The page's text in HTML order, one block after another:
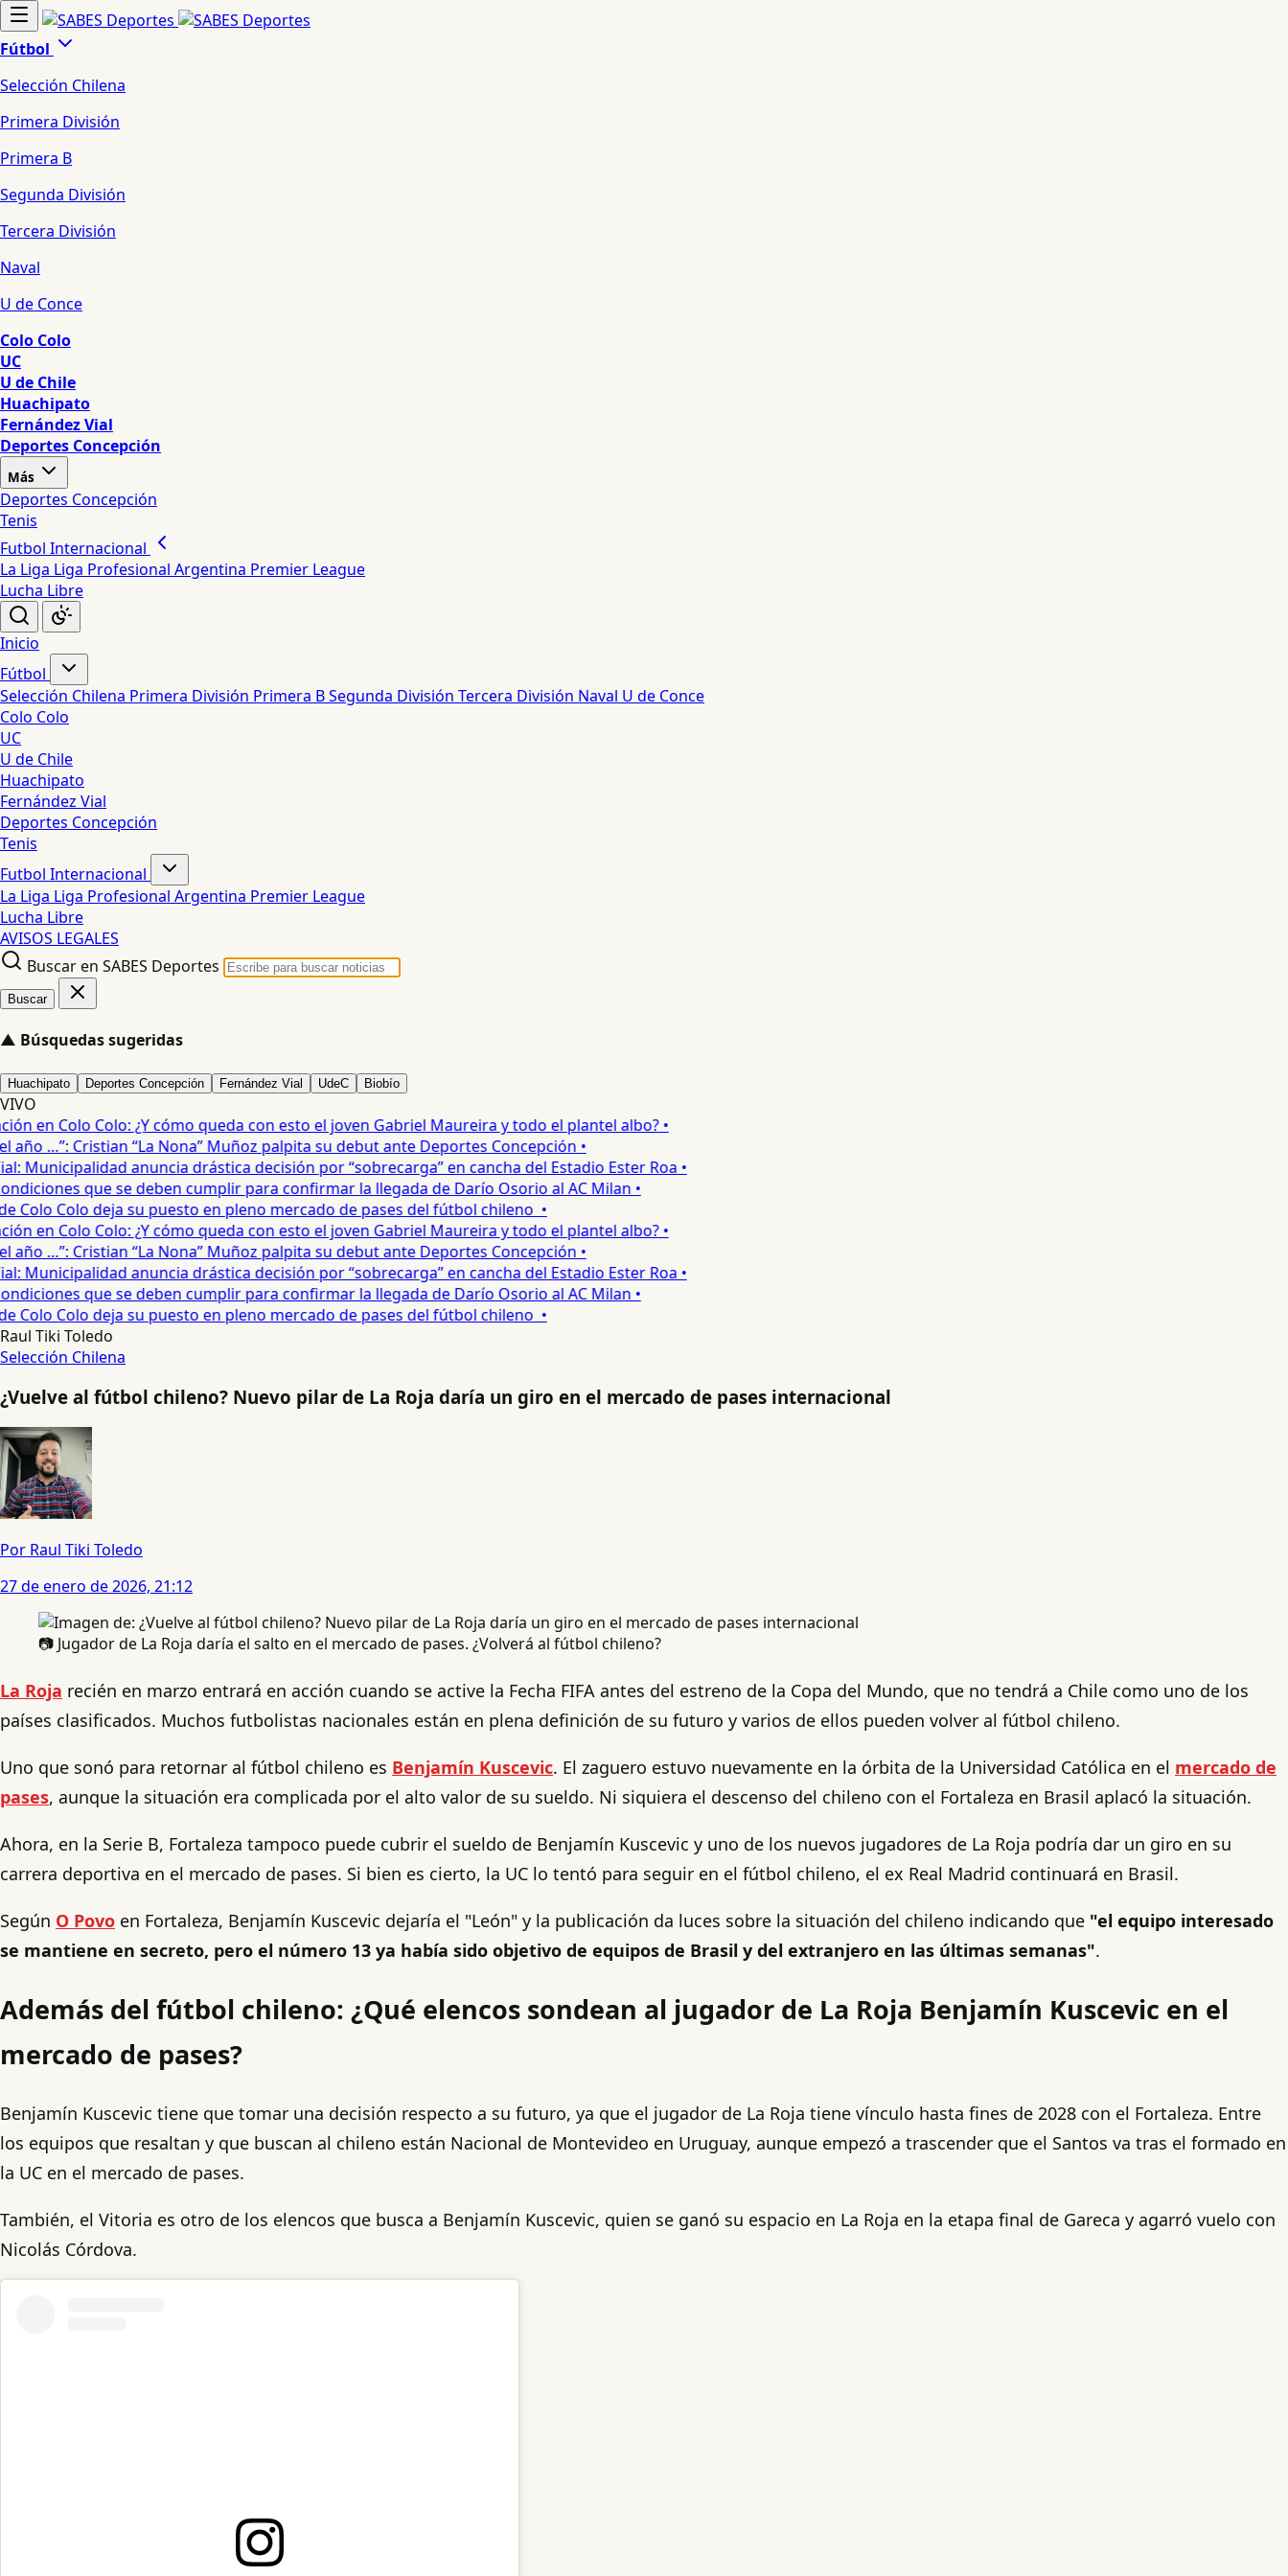
Fútbol
Selección Chilena
Primera División
Primera B
Segunda División
Tercera División
Naval
U de Conce
Colo Colo
UC
U de Chile
Huachipato
Fernández Vial
Deportes Concepción
Más
Deportes Concepción
Tenis
Futbol Internacional
La Liga Liga Profesional Argentina Premier League
Lucha Libre
Inicio
Fútbol
Selección Chilena Primera División Primera BSegunda División Tercera División Naval U de Conce
Colo Colo
UC
U de Chile
Huachipato
Fernández Vial
Deportes Concepción
Tenis
Futbol Internacional
La Liga Liga Profesional Argentina Premier League
Lucha Libre
AVISOS LEGALES
Buscar en SABES Deportes
Buscar
▲ Búsquedas sugeridas
Huachipato Deportes Concepción Fernández Vial UdeC Biobío
VIVO
en Colo Colo: ¿Y cómo queda con esto el joven Gabriel Maureira y todo el plantel albo? •
…”: Cristian “La Nona” Muñoz palpita su debut ante Deportes Concepción •
Municipalidad anuncia drástica decisión por “sobrecarga” en cancha del Estadio Ester Roa •
que se deben cumplir para confirmar la llegada de Darío Osorio al AC Milan •
Colo Colo deja su puesto en pleno mercado de pases del fútbol chileno •
en Colo Colo: ¿Y cómo queda con esto el joven Gabriel Maureira y todo el plantel albo? •
…”: Cristian “La Nona” Muñoz palpita su debut ante Deportes Concepción •
Municipalidad anuncia drástica decisión por “sobrecarga” en cancha del Estadio Ester Roa •
que se deben cumplir para confirmar la llegada de Darío Osorio al AC Milan •
Colo Colo deja su puesto en pleno mercado de pases del fútbol chileno •
Raul Tiki Toledo
Selección Chilena
¿Vuelve al fútbol chileno? Nuevo pilar de La Roja daría un giro en el mercado de pases internacional
Por Raul Tiki Toledo
27 de enero de 2026, 21:12
📷 Jugador de La Roja daría el salto en el mercado de pases. ¿Volverá al fútbol chileno?
La Roja recién en marzo entrará en acción cuando se active la Fecha FIFA antes del estreno de la Copa del Mundo, que no tendrá a Chile como uno de los
países clasificados. Muchos futbolistas nacionales están en plena definición de su futuro y varios de ellos pueden volver al fútbol chileno.
Uno que sonó para retornar al fútbol chileno es Benjamín Kuscevic. El zaguero estuvo nuevamente en la órbita de la Universidad Católica en el mercado de
pases, aunque la situación era complicada por el alto valor de su sueldo. Ni siquiera el descenso del chileno con el Fortaleza en Brasil aplacó la situación.
Ahora, en la Serie B, Fortaleza tampoco puede cubrir el sueldo de Benjamín Kuscevic y uno de los nuevos jugadores de La Roja podría dar un giro en su
carrera deportiva en el mercado de pases. Si bien es cierto, la UC lo tentó para seguir en el fútbol chileno, el ex Real Madrid continuará en Brasil.
Según O Povo en Fortaleza, Benjamín Kuscevic dejaría el "León" y la publicación da luces sobre la situación del chileno indicando que "el equipo interesado
se mantiene en secreto, pero el número 13 ya había sido objetivo de equipos de Brasil y del extranjero en las últimas semanas".
Además del fútbol chileno: ¿Qué elencos sondean al jugador de La Roja Benjamín Kuscevic en el
mercado de pases?
Benjamín Kuscevic tiene que tomar una decisión respecto a su futuro, ya que el jugador de La Roja tiene vínculo hasta fines de 2028 con el Fortaleza. Entre
los equipos que resaltan y que buscan al chileno están Nacional de Montevideo en Uruguay, aunque empezó a trascender que el Santos va tras el formado en
la UC en el mercado de pases.
También, el Vitoria es otro de los elencos que busca a Benjamín Kuscevic, quien se ganó su espacio en La Roja en la etapa final de Gareca y agarró vuelo con
Nicolás Córdova.